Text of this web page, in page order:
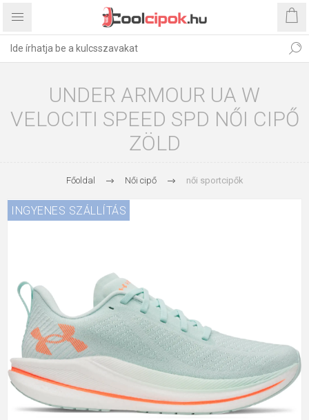
UNDER ARMOUR UA W
VELOCITI SPEED SPD NŐI CIPŐ
ZÖLD
Főoldal Női cipő női sportcipők
INGYENES SZÁLLÍTÁS